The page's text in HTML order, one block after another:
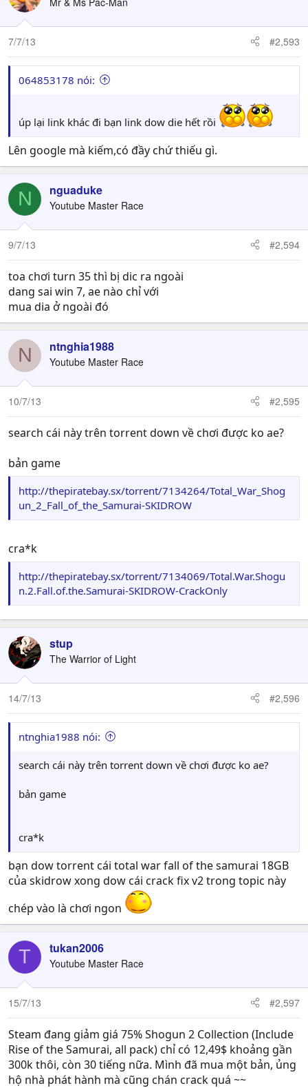
7/7/13 #2,593
064853178 nói:
úp lại link khác đi bạn link dow die hết rồi
Lên google mà kiếm,có đầy chứ thiếu gì.
N nguaduke
Youtube Master Race
9/7/13 #2,594
toa chơi turn 35 thì bị dic ra ngoài
dang sai win 7, ae nào chỉ với
mua dia ở ngoài đó
N ntnghia1988
Youtube Master Race
10/7/13 #2,595
search cái này trên torrent down về chơi được ko ae?
bản game
http://thepiratebay.sx/torrent/7134264/Total_War_Shog
un_2_Fall_of_the_Samurai-SKIDROW
cra*k
http://thepiratebay.sx/torrent/7134069/Total.War.Shogu
n.2.Fall.of.the.Samurai-SKIDROW-CrackOnly
stup
The Warrior of Light
14/7/13 #2,596
ntnghia1988 nói:
search cái này trên torrent down về chơi được ko ae?
bản game
cra*k
bạn dow torrent cái total war fall of the samurai 18GB
của skidrow xong dow cái crack fix v2 trong topic này
chép vào là chơi ngon
T tukan2006
Youtube Master Race
15/7/13 #2,597
Steam đang giảm giá 75% Shogun 2 Collection (Include
Rise of the Samurai, all pack) chỉ có 12,49$ khoảng gần
300k thôi, còn 30 tiếng nữa. Mình đã mua một bản, ủng
hộ nhà phát hành mà cũng chán crack quá ~~